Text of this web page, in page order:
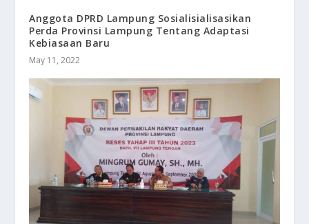
Anggota DPRD Lampung Sosialisialisasikan
Perda Provinsi Lampung Tentang Adaptasi
Kebiasaan Baru
May 11, 2022